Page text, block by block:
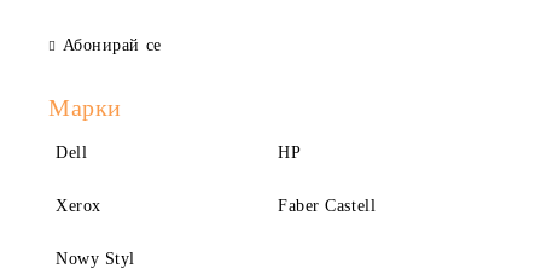
Абонирай се
Марки
Dell HP
Xerox Faber Castell
Nowy Styl